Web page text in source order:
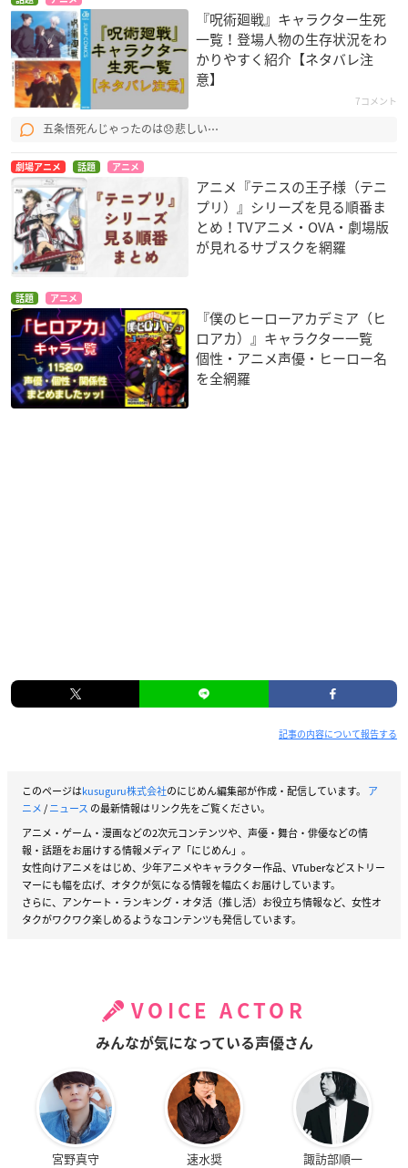
『呪術廻戦』キャラクター生死
一覧！登場人物の生存状況をわ
かりやすく紹介【ネタバレ注
意】
7コメント
五条悟死んじゃったのは😞悲しい⋯
劇場アニメ 話題 アニメ
アニメ『テニスの王子様（テニ
プリ）』シリーズを見る順番ま
とめ！TVアニメ・OVA・劇場版
が見れるサブスクを網羅
話題 アニメ
『僕のヒーローアカデミア（ヒ
ロアカ）』キャラクター一覧
個性・アニメ声優・ヒーロー名
を全網羅
記事の内容について報告する
このページはkusuguru株式会社のにじめん編集部が作成・配信しています。 ア
ニメ/ニュース の最新情報はリンク先をご覧ください。
アニメ・ゲーム・漫画などの2次元コンテンツや、声優・舞台・俳優などの情
報・話題をお届けする情報メディア「にじめん」。
女性向けアニメをはじめ、少年アニメやキャラクター作品、VTuberなどストリー
マーにも幅を広げ、オタクが気になる情報を幅広くお届けしています。
さらに、アンケート・ランキング・オタ活（推し活）お役立ち情報など、女性オ
タクがワクワク楽しめるようなコンテンツも発信しています。
VOICE ACTOR
みんなが気になっている声優さん
宮野真守 速水奨 諏訪部順一